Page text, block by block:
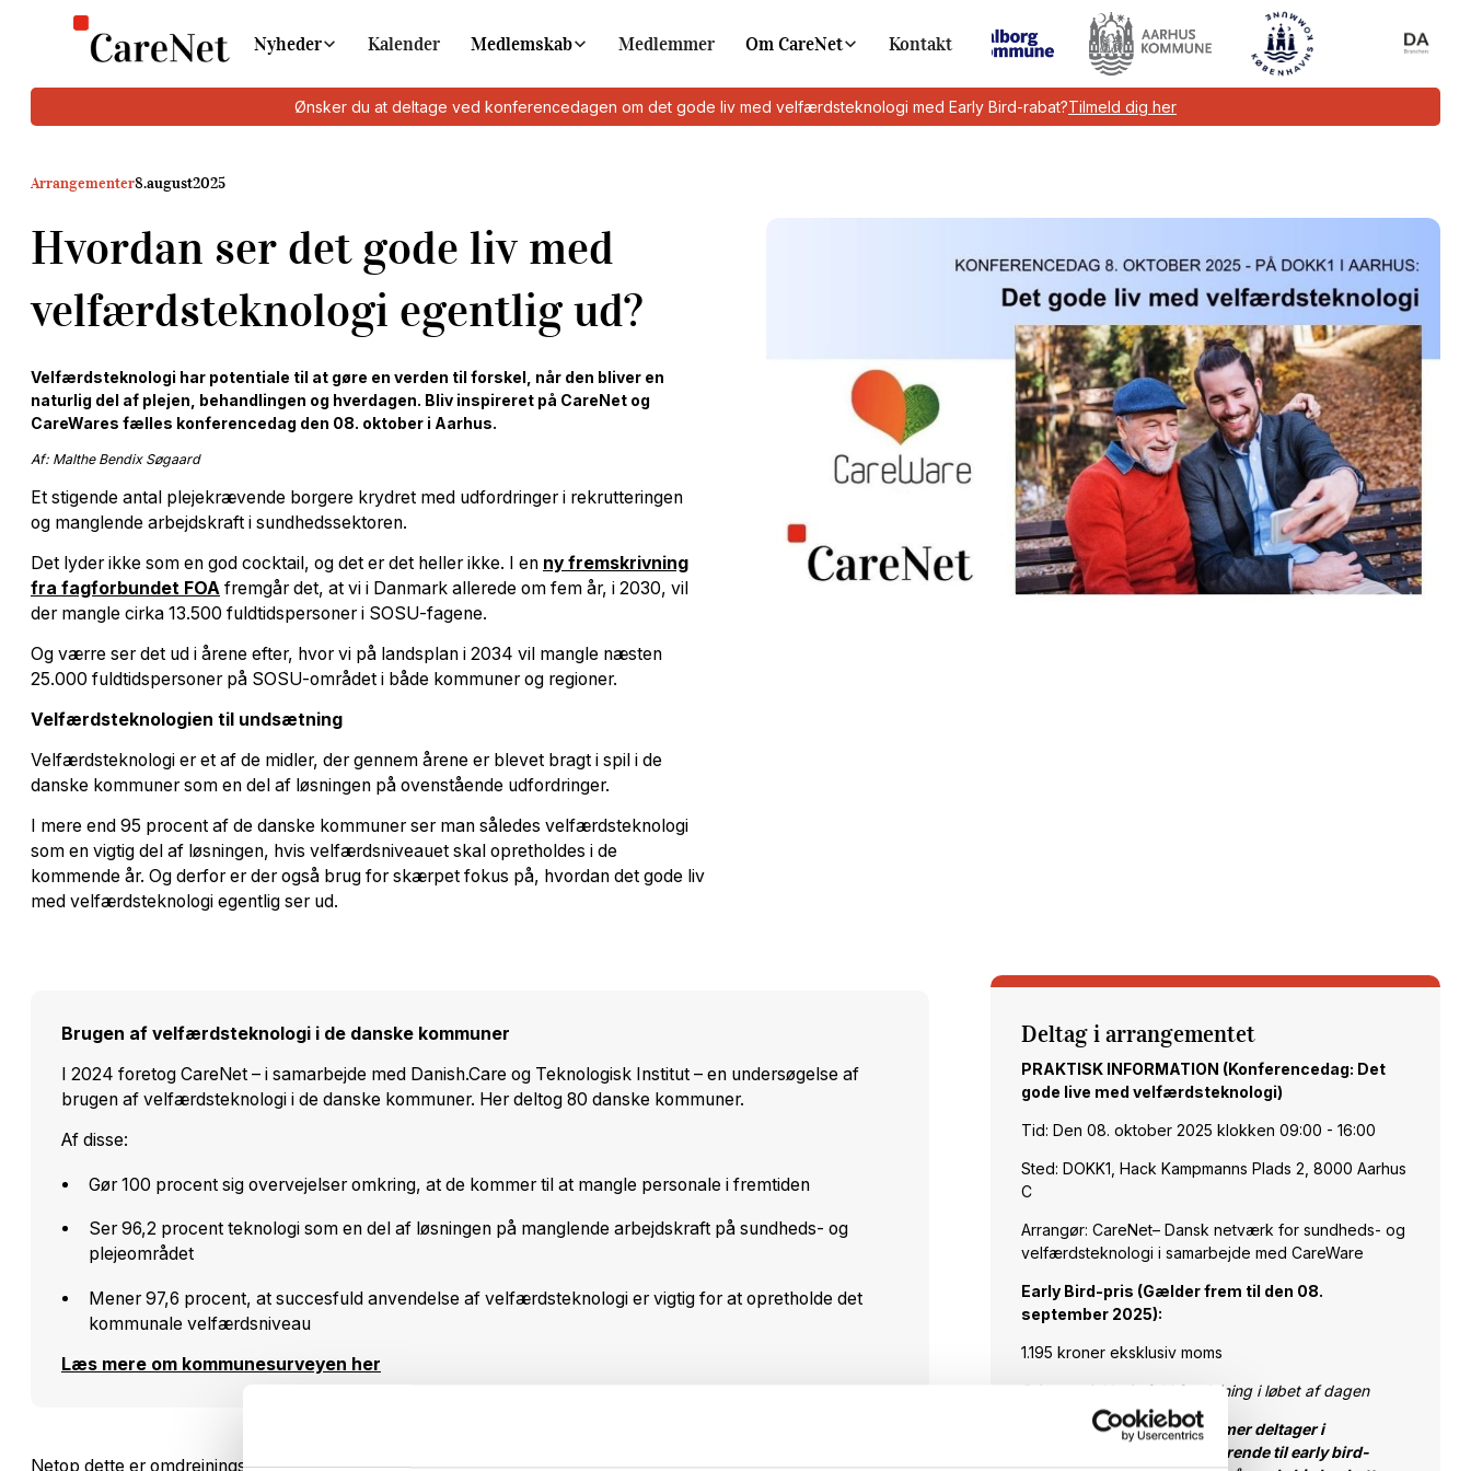
Nyheder Kalender Medlemskab Medlemmer Om CareNet Kontakt
Ønsker du at deltage ved konferencedagen om det gode liv med velfærdsteknologi med Early Bird-rabat?Tilmeld dig her
Arrangementer8.august2025
Hvordan ser det gode liv med
velfærdsteknologi egentlig ud?
Velfærdsteknologi har potentiale til at gøre en verden til forskel, når den bliver en
naturlig del af plejen, behandlingen og hverdagen. Bliv inspireret på CareNet og
CareWares fælles konferencedag den 08. oktober i Aarhus.
Af: Malthe Bendix Søgaard
Et stigende antal plejekrævende borgere krydret med udfordringer i rekrutteringen
og manglende arbejdskraft i sundhedssektoren.
Det lyder ikke som en god cocktail, og det er det heller ikke. I en ny fremskrivning
fra fagforbundet FOA fremgår det, at vi i Danmark allerede om fem år, i 2030, vil
der mangle cirka 13.500 fuldtidspersoner i SOSU-fagene.
Og værre ser det ud i årene efter, hvor vi på landsplan i 2034 vil mangle næsten
25.000 fuldtidspersoner på SOSU-området i både kommuner og regioner.
Velfærdsteknologien til undsætning
Velfærdsteknologi er et af de midler, der gennem årene er blevet bragt i spil i de
danske kommuner som en del af løsningen på ovenstående udfordringer.
I mere end 95 procent af de danske kommuner ser man således velfærdsteknologi
som en vigtig del af løsningen, hvis velfærdsniveauet skal opretholdes i de
kommende år. Og derfor er der også brug for skærpet fokus på, hvordan det gode liv
med velfærdsteknologi egentlig ser ud.
Brugen af velfærdsteknologi i de danske kommuner
I 2024 foretog CareNet – i samarbejde med Danish.Care og Teknologisk Institut – en undersøgelse af
brugen af velfærdsteknologi i de danske kommuner. Her deltog 80 danske kommuner.
Af disse:
Gør 100 procent sig overvejelser omkring, at de kommer til at mangle personale i fremtiden
Ser 96,2 procent teknologi som en del af løsningen på manglende arbejdskraft på sundheds- og
plejeområdet
Mener 97,6 procent, at succesfuld anvendelse af velfærdsteknologi er vigtig for at opretholde det
kommunale velfærdsniveau
Læs mere om kommunesurveyen her
Netop dette er omdrejningspunktet for en spændende konferencedag, som CareNet og CareWare inviterer til i
Deltag i arrangementet
PRAKTISK INFORMATION (Konferencedag: Det
gode live med velfærdsteknologi)
Tid: Den 08. oktober 2025 klokken 09:00 - 16:00
Sted: DOKK1, Hack Kampmanns Plads 2, 8000 Aarhus
C
Arrangør: CareNet– Dansk netværk for sundheds- og
velfærdsteknologi i samarbejde med CareWare
Early Bird-pris (Gælder frem til den 08.
september 2025):
1.195 kroner eksklusiv moms
Prisen er inklusiv fuld forplejning i løbet af dagen
Bemærk: CareNet-medlemmer deltager i
konferencen med rabat svarende til early bird-